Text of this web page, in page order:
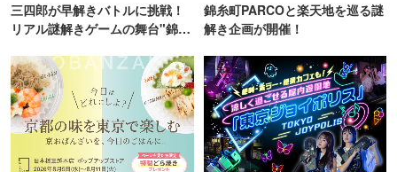
三四郎が早解きバトルに挑戦！
リアル謎解きゲームの舞台"錦糸
錦糸町PARCOと楽天地を巡る謎
解き企画が開催！